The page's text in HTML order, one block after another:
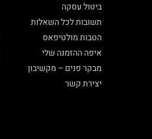
ביטול עסקה
תשובות לכל השאלות
הטבות מולטיפאס
איפה ההזמנה שלי
מבקר פנים – מקשיבון
יצירת קשר